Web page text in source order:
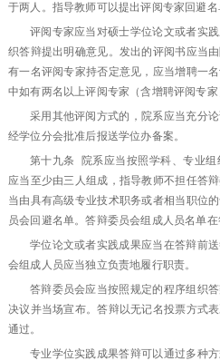
于两人。指导教师可以提出评阅专家回避名
评阅专家应当对硕士学位论文或者实
织答辩提出明确意见。发出的评阅书应当
有一名评阅专家持否定意见，应当增聘一
中如有两名以上评阅专家（含增聘评阅专
采用其他评阅方式的，院系应当充分
经学位分会批准后报送学位办备案。
第十九条 院系应当按照学科、专业
应当至少由三人组成，指导教师不担任答
当由具有高级专业技术职务或者相当职位
员会回避名单。答辩委员会组成人员名单在
学位论文或者实践成果应当在答辩前
会组成人员应当独立负责地履行职责。
答辩委员会应当按照规定的程序组织
决议并当场宣布。答辩以无记名投票方式
通过。
专业学位实践成果答辩可以通过多种